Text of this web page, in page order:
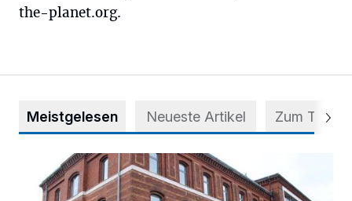
the-planet.org.
Meistgelesen Neueste Artikel Zum Thema
Abstimmung für Heimatpreis noch möglich